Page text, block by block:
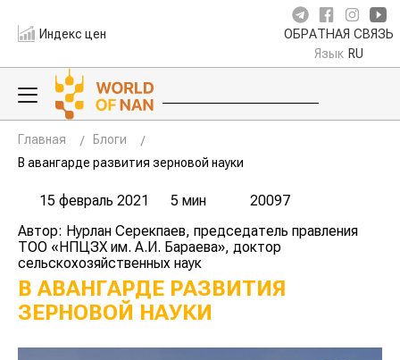
Индекс цен ОБРАТНАЯ СВЯЗЬ
Язык RU
Главная
Блоги
В авангарде развития зерновой науки
15 февраль 2021 5 мин
20097
Автор: Нурлан Серекпаев, председатель правления
ТОО «НПЦЗХ им. А.И. Бараева», доктор
сельскохозяйственных наук
В АВАНГАРДЕ РАЗВИТИЯ
ЗЕРНОВОЙ НАУКИ